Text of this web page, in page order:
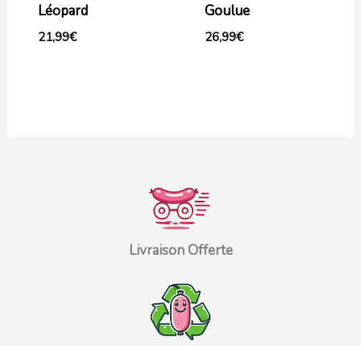
Léopard
21,99€
Goulue
26,99€
Livraison Offerte